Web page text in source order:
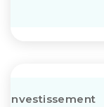
Investissement